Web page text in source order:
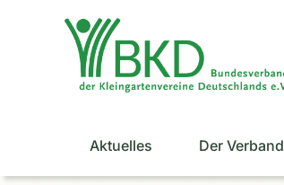
Aktuelles Der Verband